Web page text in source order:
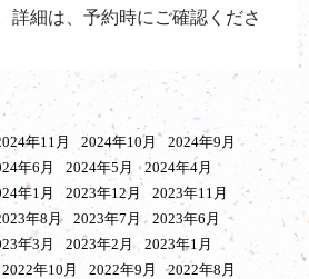
詳細は、予約時にご確認くださ
年11月 2024年10月
2024年9月
年6月 2024年5月
2024年4月
年1月 2023年12月
2023年11月
年8月 2023年7月
2023年6月
年3月 2023年2月
2023年1月
2022年10月 2022年9月
2022年8月